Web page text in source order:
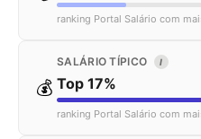
ranking Portal Salário com
💰
SALÁRIO TÍPICO I
Top 17%
ranking Portal Salário com